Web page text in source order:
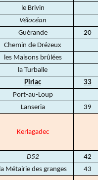
le Brivin
Vélocéan
Guérande
20
Chemin de Drézeux
les Maisons brûlées
la Turballe
Piriac
33
Port-au-Loup
Lanseria
39
Kerlagadec
D52
42
la Métairie des granges
43